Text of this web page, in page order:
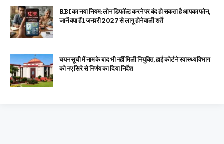
RBI का नया नियम: लोन डिफॉल्ट करने पर बंद हो सकता है आपका फोन,
जानें क्या हैं 1 जनवरी 2027 से लागू होने वाली शर्तें
चयन सूची में नाम के बाद भी नहीं मिली नियुक्ति, हाई कोर्ट ने स्वास्थ्य विभाग
को नए सिरे से निर्णय का दिया निर्देश